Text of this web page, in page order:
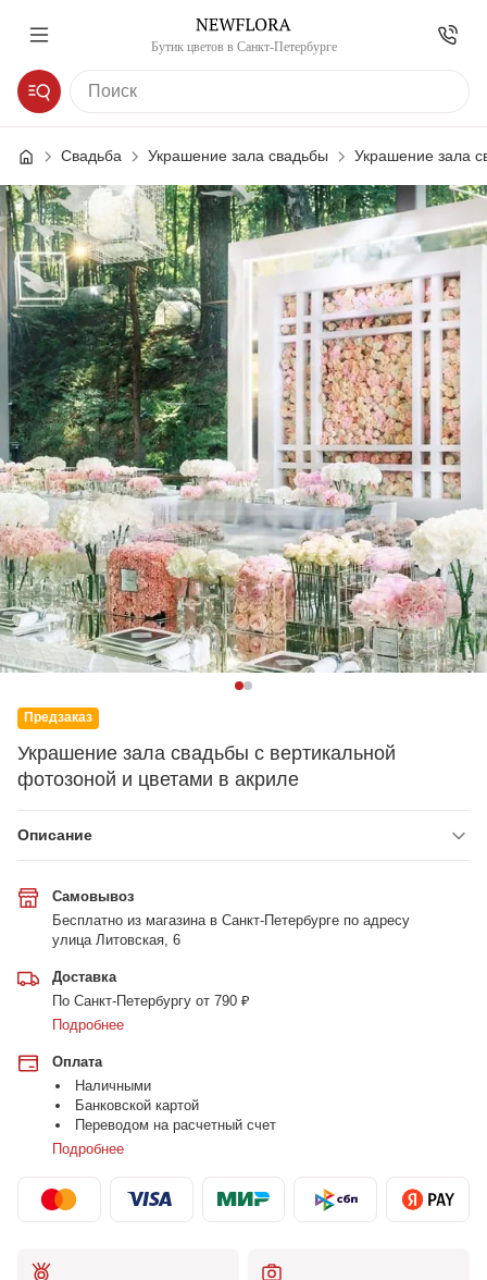
Бутик цветов в Санкт-Петербурге
Свадьба Украшение зала свадьбы Украшение зала
Предзаказ
Украшение зала свадьбы с вертикальной
фотозоной и цветами в акриле
Описание
Самовывоз
Бесплатно из магазина в Санкт-Петербурге по адресу
улица Литовская, 6
Доставка
По Санкт-Петербургу от 790 ₽
Подробнее
Оплата
Наличными
Банковской картой
Переводом на расчетный счет
Подробнее